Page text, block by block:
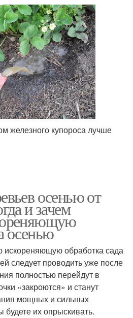
железного купороса лучше
осенью от
и зачем
осенью
искореняющую обработка сада
следует проводить уже после
полностью перейдут в
«закроются» и станут
мощных и сильных
их опрыскивать.